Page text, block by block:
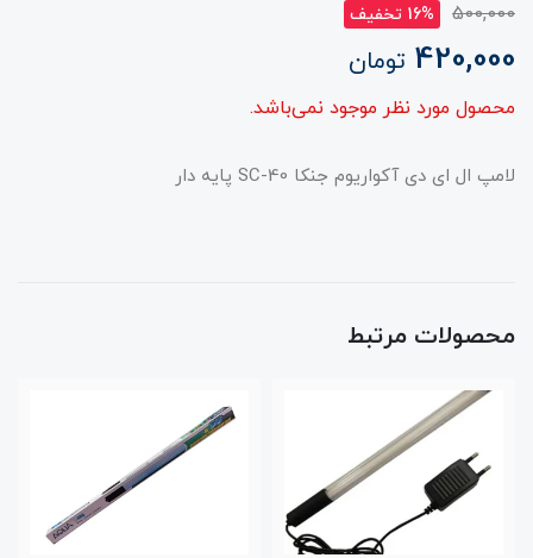
500,000 16% تخفیف
420,000 تومان
محصول مورد نظر موجود نمی‌باشد.
لامپ ال ای دی آکواریوم جنکا SC-40 پایه دار
محصولات مرتبط